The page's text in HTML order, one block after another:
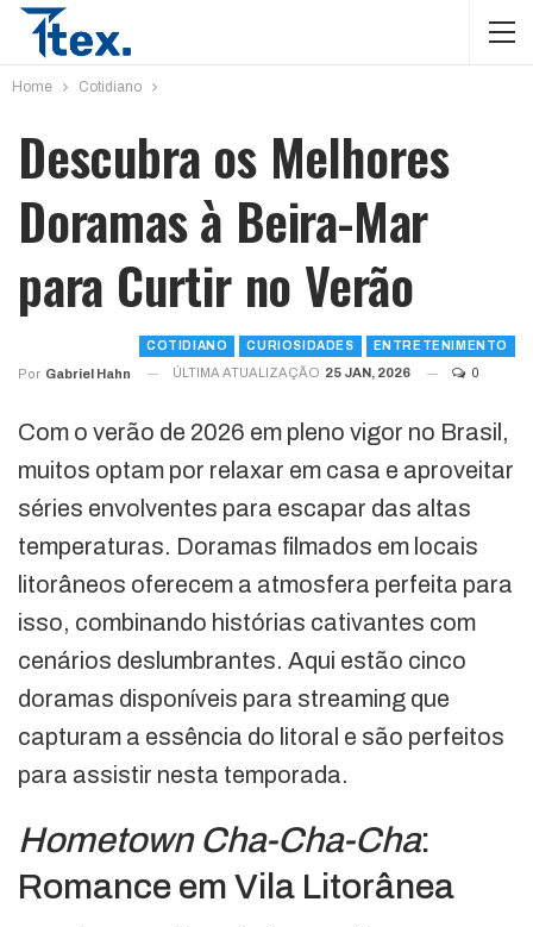
Home Cotidiano
Descubra os Melhores
Doramas à Beira-Mar
para Curtir no Verão
COTIDIANO CURIOSIDADES ENTRETENIMENTO
Por Gabriel Hahn ÚLTIMA ATUALIZAÇÃO 25 JAN, 2026 0
Com o verão de 2026 em pleno vigor no Brasil,
muitos optam por relaxar em casa e aproveitar
séries envolventes para escapar das altas
temperaturas. Doramas filmados em locais
litorâneos oferecem a atmosfera perfeita para
isso, combinando histórias cativantes com
cenários deslumbrantes. Aqui estão cinco
doramas disponíveis para streaming que
capturam a essência do litoral e são perfeitos
para assistir nesta temporada.
Hometown Cha-Cha-Cha:
Romance em Vila Litorânea